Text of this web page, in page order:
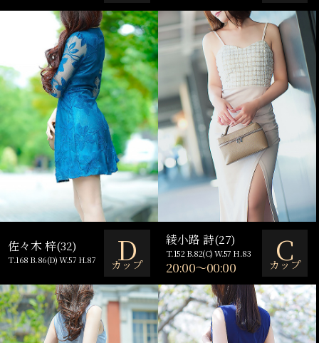
佐々木 梓(32)
T.168 B.86(D) W.57 H.87 D
カップ
綾小路 詩(27)
T.152 B.82(C) W.57 H.83
20:00～00:00 C
カップ